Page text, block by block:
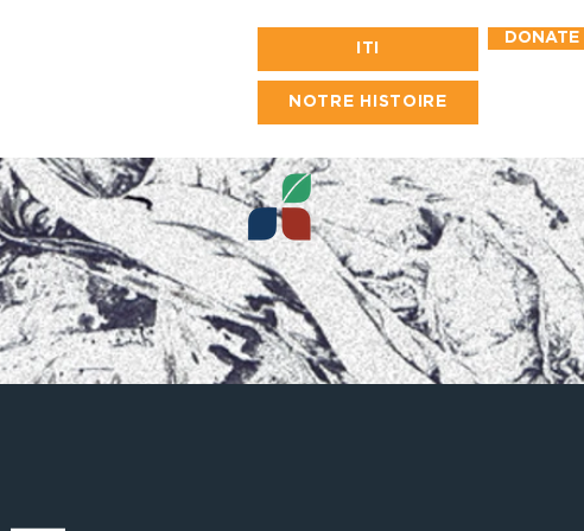
ITI
NOTRE HISTOIRE
DONATE